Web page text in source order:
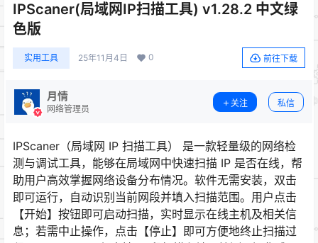
IPScaner(局域网IP扫描工具) v1.28.2 中文绿
色版
实用工具 25年11月4日 0 前往下载
月情
网络管理员
关注 私信
IPScaner（局域网 IP 扫描工具） 是一款轻量级的网络检
测与调试工具，能够在局域网中快速扫描 IP 是否在线，帮
助用户高效掌握网络设备分布情况。软件无需安装，双击
即可运行，自动识别当前网段并填入扫描范围。用户点击
【开始】按钮即可启动扫描，实时显示在线主机及相关信
息；若需中止操作，点击【停止】即可方便地终止扫描过